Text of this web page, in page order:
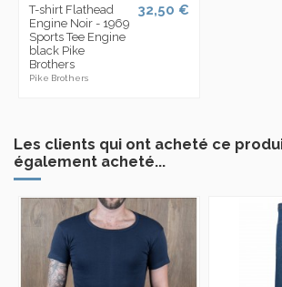
T-shirt Flathead
Engine Noir - 1969
Sports Tee Engine
black Pike
Brothers
Pike Brothers
32,50 €
Les clients qui ont acheté ce
également acheté...